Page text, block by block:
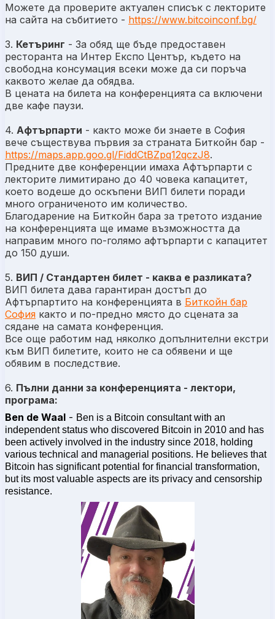
Можете да проверите актуален списък с лекторите
на сайта на събитието - https://www.bitcoinconf.bg/
3. Кетъринг - За обяд ще бъде предоставен
ресторанта на Интер Експо Център, където на
свободна консумация всеки може да си поръча
каквото желае да обядва.
В цената на билета на конференцията са включени
две кафе паузи.
4. Афтърпарти - както може би знаете в София
вече съществува първия за страната Биткойн бар -
https://maps.app.goo.gl/FiddCtBZpq12qczJ8.
Предните две конференции имаха Афтърпарти с
лекторите лимитирано до 40 човека капацитет,
което водеше до оскъпени ВИП билети поради
много ограниченото им количество.
Благодарение на Биткойн бара за третото издание
на конференцията ще имаме възможността да
направим много по-голямо афтърпарти с капацитет
до 150 души.
5. ВИП / Стандартен билет - каква е разликата?
ВИП билета дава гарантиран достъп до
Афтърпартито на конференцията в Биткойн бар
София както и по-предно място до сцената за
сядане на самата конференция.
Все още работим над няколко допълнителни екстри
към ВИП билетите, които не са обявени и ще
обявим в последствие.
6. Пълни данни за конференцията - лектори,
програма:
Ben de Waal - Ben is a Bitcoin consultant with an
independent status who discovered Bitcoin in 2010 and has
been actively involved in the industry since 2018, holding
various technical and managerial positions. He believes that
Bitcoin has significant potential for financial transformation,
but its most valuable aspects are its privacy and censorship
resistance.